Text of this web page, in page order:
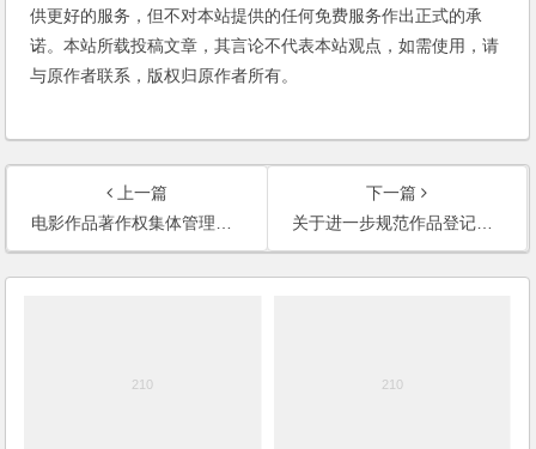
供更好的服务，但不对本站提供的任何免费服务作出正式的承
诺。本站所载投稿文章，其言论不代表本站观点，如需使用，请
与原作者联系，版权归原作者所有。
上一篇
电影作品著作权集体管理使用费转付办法
下一篇
关于进一步规范作品登记程序等有关工作的通知